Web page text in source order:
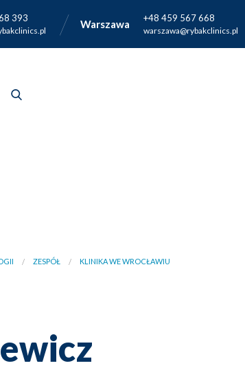
393
Warszawa
+48 459 567 668
warszawa@rybakclinics.pl
ZESPÓŁ
KLINIKA WE WROCŁAWIU